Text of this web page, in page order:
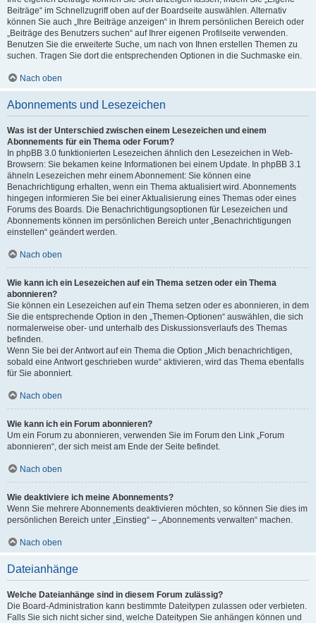
Beiträge“ im Schnellzugriff oben auf der Boardseite auswählen. Alternativ
können Sie auch „Ihre Beiträge anzeigen“ in Ihrem persönlichen Bereich oder
„Beiträge des Benutzers suchen“ auf Ihrer eigenen Profilseite verwenden.
Benutzen Sie die erweiterte Suche, um nach von Ihnen erstellen Themen zu
suchen. Tragen Sie dort die entsprechenden Optionen in die Suchmaske ein.
Nach oben
Abonnements und Lesezeichen
Was ist der Unterschied zwischen einem Lesezeichen und einem
Abonnements für ein Thema oder Forum?
In phpBB 3.0 funktionierten Lesezeichen ähnlich den Lesezeichen in Web-
Browsern: Sie bekamen keine Informationen bei einem Update. In phpBB 3.1
ähneln Lesezeichen mehr einem Abonnement: Sie können eine
Benachrichtigung erhalten, wenn ein Thema aktualisiert wird. Abonnements
hingegen informieren Sie bei einer Aktualisierung eines Themas oder eines
Forums des Boards. Die Benachrichtigungsoptionen für Lesezeichen und
Abonnements können im persönlichen Bereich unter „Benachrichtigungen
einstellen“ geändert werden.
Nach oben
Wie kann ich ein Lesezeichen auf ein Thema setzen oder ein Thema
abonnieren?
Sie können ein Lesezeichen auf ein Thema setzen oder es abonnieren, in dem
Sie die entsprechende Option in den „Themen-Optionen“ auswählen, die sich
normalerweise ober- und unterhalb des Diskussionsverlaufs des Themas
befinden.
Wenn Sie bei der Antwort auf ein Thema die Option „Mich benachrichtigen,
sobald eine Antwort geschrieben wurde“ aktivieren, wird das Thema ebenfalls
für Sie abonniert.
Nach oben
Wie kann ich ein Forum abonnieren?
Um ein Forum zu abonnieren, verwenden Sie im Forum den Link „Forum
abonnieren“, der sich meist am Ende der Seite befindet.
Nach oben
Wie deaktiviere ich meine Abonnements?
Wenn Sie mehrere Abonnements deaktivieren möchten, so können Sie dies im
persönlichen Bereich unter „Einstieg“ – „Abonnements verwalten“ machen.
Nach oben
Dateianhänge
Welche Dateianhänge sind in diesem Forum zulässig?
Die Board-Administration kann bestimmte Dateitypen zulassen oder verbieten.
Falls Sie sich nicht sicher sind, welche Dateitypen Sie anhängen können und